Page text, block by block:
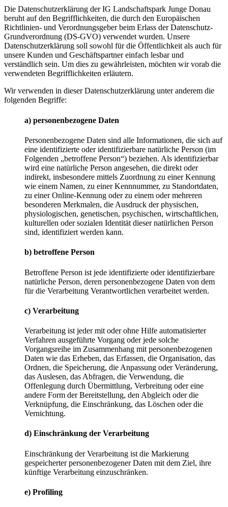
Die Datenschutzerklärung der IG Landschaftspark Junge Donau
beruht auf den Begrifflichkeiten, die durch den Europäischen
Richtlinien- und Verordnungsgeber beim Erlass der Datenschutz-
Grundverordnung (DS-GVO) verwendet wurden. Unsere
Datenschutzerklärung soll sowohl für die Öffentlichkeit als auch für
unsere Kunden und Geschäftspartner einfach lesbar und
verständlich sein. Um dies zu gewährleisten, möchten wir vorab die
verwendeten Begrifflichkeiten erläutern.
Wir verwenden in dieser Datenschutzerklärung unter anderem die
folgenden Begriffe:
a) personenbezogene Daten
Personenbezogene Daten sind alle Informationen, die sich auf
eine identifizierte oder identifizierbare natürliche Person (im
Folgenden „betroffene Person“) beziehen. Als identifizierbar
wird eine natürliche Person angesehen, die direkt oder
indirekt, insbesondere mittels Zuordnung zu einer Kennung
wie einem Namen, zu einer Kennnummer, zu Standortdaten,
zu einer Online-Kennung oder zu einem oder mehreren
besonderen Merkmalen, die Ausdruck der physischen,
physiologischen, genetischen, psychischen, wirtschaftlichen,
kulturellen oder sozialen Identität dieser natürlichen Person
sind, identifiziert werden kann.
b) betroffene Person
Betroffene Person ist jede identifizierte oder identifizierbare
natürliche Person, deren personenbezogene Daten von dem
für die Verarbeitung Verantwortlichen verarbeitet werden.
c) Verarbeitung
Verarbeitung ist jeder mit oder ohne Hilfe automatisierter
Verfahren ausgeführte Vorgang oder jede solche
Vorgangsreihe im Zusammenhang mit personenbezogenen
Daten wie das Erheben, das Erfassen, die Organisation, das
Ordnen, die Speicherung, die Anpassung oder Veränderung,
das Auslesen, das Abfragen, die Verwendung, die
Offenlegung durch Übermittlung, Verbreitung oder eine
andere Form der Bereitstellung, den Abgleich oder die
Verknüpfung, die Einschränkung, das Löschen oder die
Vernichtung.
d) Einschränkung der Verarbeitung
Einschränkung der Verarbeitung ist die Markierung
gespeicherter personenbezogener Daten mit dem Ziel, ihre
künftige Verarbeitung einzuschränken.
e) Profiling